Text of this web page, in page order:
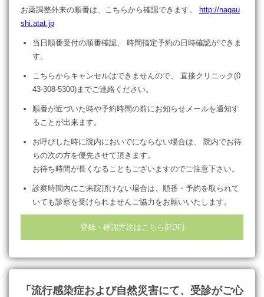
お薬調整外来の順番は、こちらから確認できます。
http://nagau
shi.atat.jp
当日順番受付の順番確認、 時間指定予約の日時確認ができま
す。
こちらからキャンセルはできませんので、 直接クリニック(0
43-308-5300)までご連絡ください。
順番が近づいた時や予約時間の前にお知らせメールを通知す
ることが出来ます。
お呼びした時に院内においでにならない場合は、 院内でお待
ちの次の方を優先させて頂きます。
お待ち時間が長くなることもございますのでご注意下さい。
診察時間内にご来院頂けない場合は、順番・予約を取られて
いても診察を受けられませんご協力をお願いいたします。
登録・確認方法はこちら(PDF)
「流行感染症および自然災害にて、受診がご心